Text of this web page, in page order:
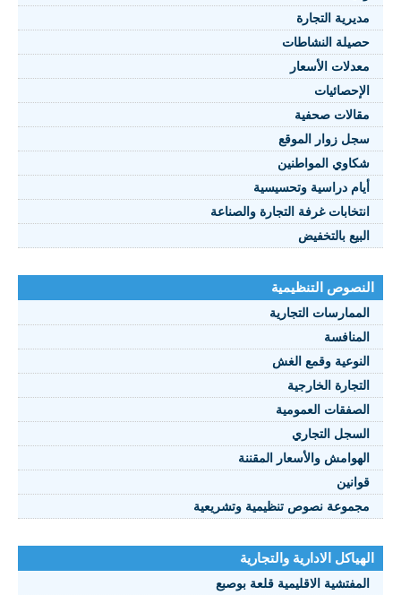
النصوص 2021
FRANÇAIS
مديرية التجارة
حصيلة النشاطات
معدلات الأسعار
الإحصائيات
مقالات صحفية
سجل زوار الموقع
شكاوي المواطنين
أيام دراسية وتحسيسية
انتخابات غرفة التجارة والصناعة
البيع بالتخفيض
النصوص التنظيمية
الممارسات التجارية
المنافسة
النوعية وقمع الغش
التجارة الخارجية
الصفقات العمومية
السجل التجاري
الهوامش والأسعار المقننة
قوانين
مجموعة نصوص تنظيمية وتشريعية
الهياكل الادارية والتجارية
المفتشية الاقليمية قلعة بوصبع